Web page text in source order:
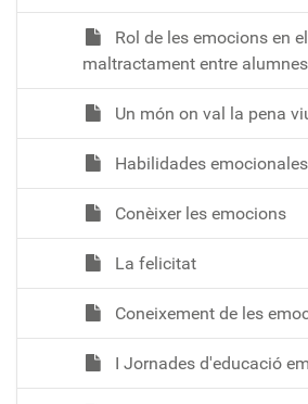
Rol de les emocions en
maltractament entre alumnes
Un món on val la pena
Habilidades emocionales
Conèixer les emocions
La felicitat
Coneixement de les
I Jornades d'educació